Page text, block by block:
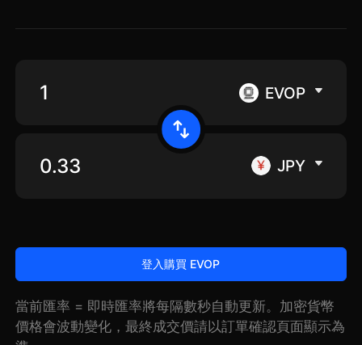
EVOP
JPY
登入購買 EVOP
當前匯率 = 即時匯率將每隔數秒自動更新。加密貨幣
價格會波動變化，最終成交價請以訂單確認頁面顯示為